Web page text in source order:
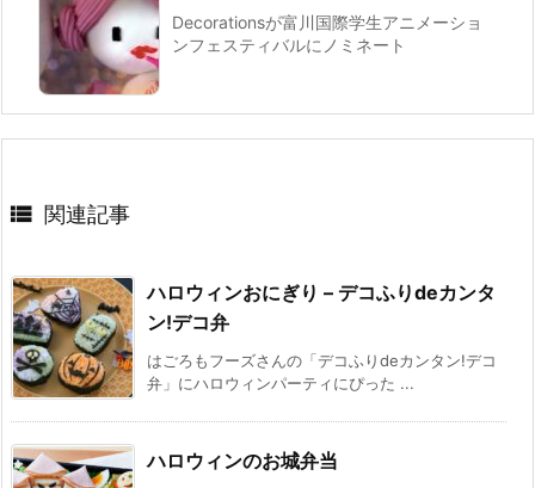
Decorationsが富川国際学生アニメーショ
ンフェスティバルにノミネート
 関連記事
ハロウィンおにぎり – デコふりdeカンタ
ン!デコ弁
はごろもフーズさんの「デコふりdeカンタン!デコ
弁」にハロウィンパーティにぴった ...
ハロウィンのお城弁当